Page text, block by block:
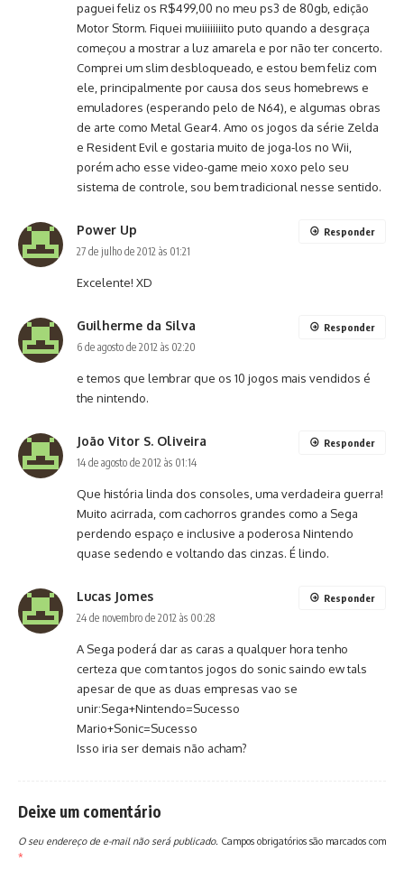
paguei feliz os R$499,00 no meu ps3 de 80gb, edição
Motor Storm. Fiquei muiiiiiiiito puto quando a desgraça
começou a mostrar a luz amarela e por não ter concerto.
Comprei um slim desbloqueado, e estou bem feliz com
ele, principalmente por causa dos seus homebrews e
emuladores (esperando pelo de N64), e algumas obras
de arte como Metal Gear4. Amo os jogos da série Zelda
e Resident Evil e gostaria muito de joga-los no Wii,
porém acho esse video-game meio xoxo pelo seu
sistema de controle, sou bem tradicional nesse sentido.
Power Up
27 de julho de 2012 às 01:21
Excelente! XD
Responder
Guilherme da Silva
6 de agosto de 2012 às 02:20
e temos que lembrar que os 10 jogos mais vendidos é
the nintendo.
Responder
João Vitor S. Oliveira
14 de agosto de 2012 às 01:14
Que história linda dos consoles, uma verdadeira guerra!
Muito acirrada, com cachorros grandes como a Sega
perdendo espaço e inclusive a poderosa Nintendo
quase sedendo e voltando das cinzas. É lindo.
Responder
Lucas Jomes
24 de novembro de 2012 às 00:28
A Sega poderá dar as caras a qualquer hora tenho
certeza que com tantos jogos do sonic saindo ew tals
apesar de que as duas empresas vao se
unir:Sega+Nintendo=Sucesso
Mario+Sonic=Sucesso
Isso iria ser demais não acham?
Responder
Deixe um comentário
O seu endereço de e-mail não será publicado. Campos obrigatórios são marcados com
*